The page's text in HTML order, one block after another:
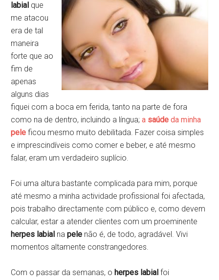
labial que
me atacou
era de tal
maneira
forte que ao
fim de
apenas
alguns dias
fiquei com a boca em ferida, tanto na parte de fora
como na de dentro, incluindo a língua;a saúde da minha
pele ficou mesmo muito debilitada. Fazer coisa simples
e imprescindíveis como comer e beber, e até mesmo
falar, eram um verdadeiro suplício.
Foi uma altura bastante complicada para mim, porque
até mesmo a minha actividade profissional foi afectada,
pois trabalho directamente com público e, como devem
calcular, estar a atender clientes com um proeminente
herpes labial napele não é, de todo, agradável. Vivi
momentos altamente constrangedores.
Com o passar da semanas, oherpes labial foi